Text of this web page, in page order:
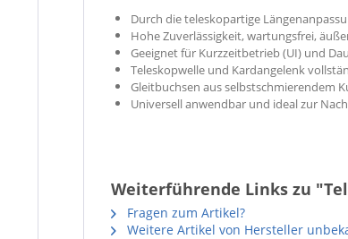
Durch die teleskopartige
Hohe Zuverlässigkeit, wartungsfrei,
Geeignet für Kurzzeitbetrieb (UI) und
Teleskopwelle und Kardangelenk
Gleitbuchsen aus selbstschmierendem
Universell anwendbar und ideal zur
Weiterführende Links zu
Fragen zum Artikel?
Weitere Artikel von Hersteller